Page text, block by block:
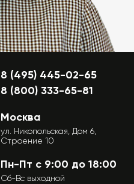
8 (495) 445-02-65
8 (800) 333-65-81
Москва
ул. Никопольская, Дом 6,
Строение 10
Пн-Пт с 9:00 до 18:00
Сб-Вс выходной